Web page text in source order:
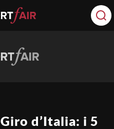
d’Italia: i 5